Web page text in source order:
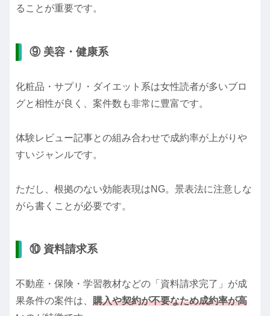
ることが重要です。
⑨ 美容・健康系
化粧品・サプリ・ダイエット系は女性読者が多いブロ
グと相性が良く、案件数も非常に豊富です。
体験レビュー記事との組み合わせで成約率が上がりや
すいジャンルです。
ただし、根拠のない効能表現はNG。景表法に注意しな
がら書くことが必要です。
⑩ 資料請求系
不動産・保険・学習教材などの「資料請求完了」が成
果条件の案件は、 購入や契約が不要なため成約率が高